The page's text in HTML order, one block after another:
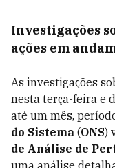
Investigações
ações em
As investigações
nesta terça-feira e
até um mês,
do Sistema (ONS)
de Análise de
uma análise